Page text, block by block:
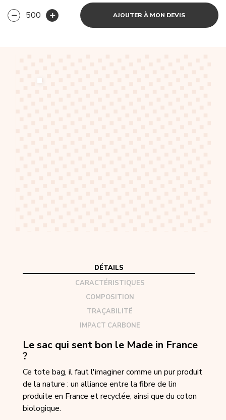
AJOUTER À MON DEVIS
DÉTAILS
CARACTÉRISTIQUES
COMPOSITION
TRAÇABILITÉ
IMPACT CARBONE
Le sac qui sent bon le Made in France
?
Ce tote bag, il faut l'imaginer comme un pur produit
de la nature : un alliance entre la fibre de lin
produite en France et recyclée, ainsi que du coton
biologique.